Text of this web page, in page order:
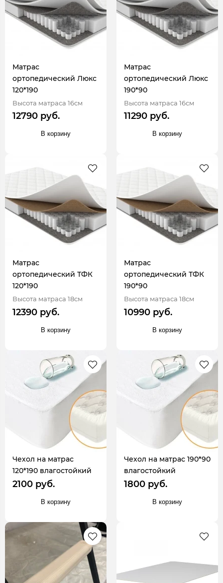
Матрас
ортопедический Люкс
120*190
Высота матраса 16см
12790 руб.
В корзину
Матрас
ортопедический Люкс
190*90
Высота матраса 16см
11290 руб.
В корзину
Матрас
ортопедический ТФК
120*190
Высота матраса 18см
12390 руб.
В корзину
Матрас
ортопедический ТФК
190*90
Высота матраса 18см
10990 руб.
В корзину
Чехол на матрас
120*190 влагостойкий
2100 руб.
В корзину
Чехол на матрас 190*90
влагостойкий
1800 руб.
В корзину